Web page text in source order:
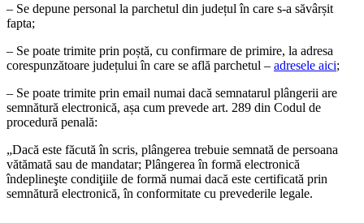
– Se depune personal la parchetul din județul în care s-a săvârșit
fapta;
– Se poate trimite prin poștă, cu confirmare de primire, la adresa
corespunzătoare județului în care se află parchetul – adresele aici;
– Se poate trimite prin email numai dacă semnatarul plângerii are
semnătură electronică, așa cum prevede art. 289 din Codul de
procedură penală:
„Dacă este făcută în scris, plângerea trebuie semnată de persoana
vătămată sau de mandatar; Plângerea în formă electronică
îndeplineşte condiţiile de formă numai dacă este certificată prin
semnătură electronică, în conformitate cu prevederile legale.